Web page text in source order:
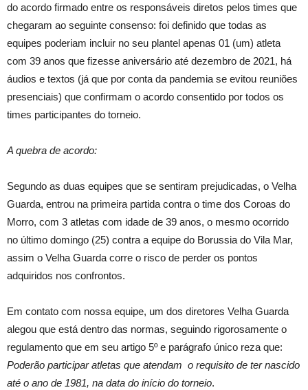
do acordo firmado entre os responsáveis diretos pelos times que
chegaram ao seguinte consenso: foi definido que todas as
equipes poderiam incluir no seu plantel apenas 01 (um) atleta
com 39 anos que fizesse aniversário até dezembro de 2021, há
áudios e textos (já que por conta da pandemia se evitou reuniões
presenciais) que confirmam o acordo consentido por todos os
times participantes do torneio.
A quebra de acordo:
Segundo as duas equipes que se sentiram prejudicadas, o Velha
Guarda, entrou na primeira partida contra o time dos Coroas do
Morro, com 3 atletas com idade de 39 anos, o mesmo ocorrido
no último domingo (25) contra a equipe do Borussia do Vila Mar,
assim o Velha Guarda corre o risco de perder os pontos
adquiridos nos confrontos.
Em contato com nossa equipe, um dos diretores Velha Guarda
alegou que está dentro das normas, seguindo rigorosamente o
regulamento que em seu artigo 5º e parágrafo único reza que:
Poderão participar atletas que atendam o requisito de ter nascido
até o ano de 1981, na data do início do torneio.